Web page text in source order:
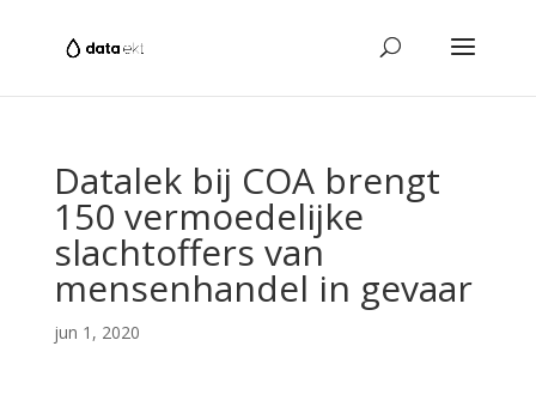
Datalek bij COA brengt
150 vermoedelijke
slachtoffers van
mensenhandel in gevaar
jun 1, 2020